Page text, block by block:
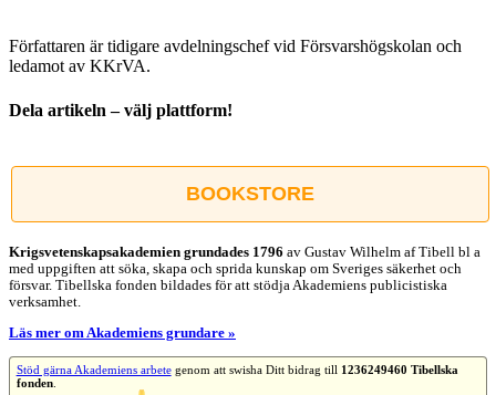
Författaren är tidigare avdelningschef vid Försvarshögskolan och
ledamot av KKrVA.
Dela artikeln – välj plattform!
post
BOOKSTORE
Krigsvetenskap­sakademien grundades 1796 av Gustav Wilhelm af Tibell bl a
med uppgiften att söka, skapa och sprida kunskap om Sveriges säkerhet och
försvar. Tibellska fonden bildades för att stödja Akademiens publicistiska
verksamhet.
Läs mer om Akademiens grundare »
Stöd gärna Akademiens arbetegenom att swisha Ditt bidrag till 1236249460 Tibellska
fonden.